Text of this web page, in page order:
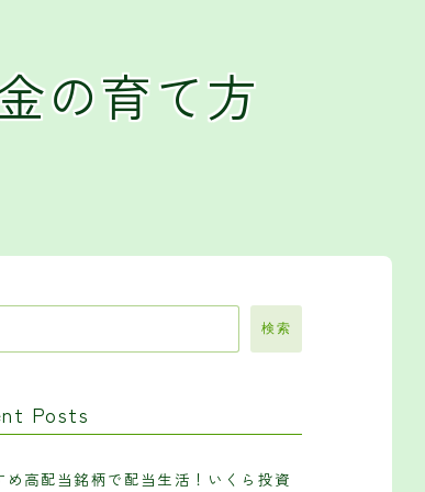
の育て方
検索
Posts
め高配当銘柄で配当生活！いくら投資